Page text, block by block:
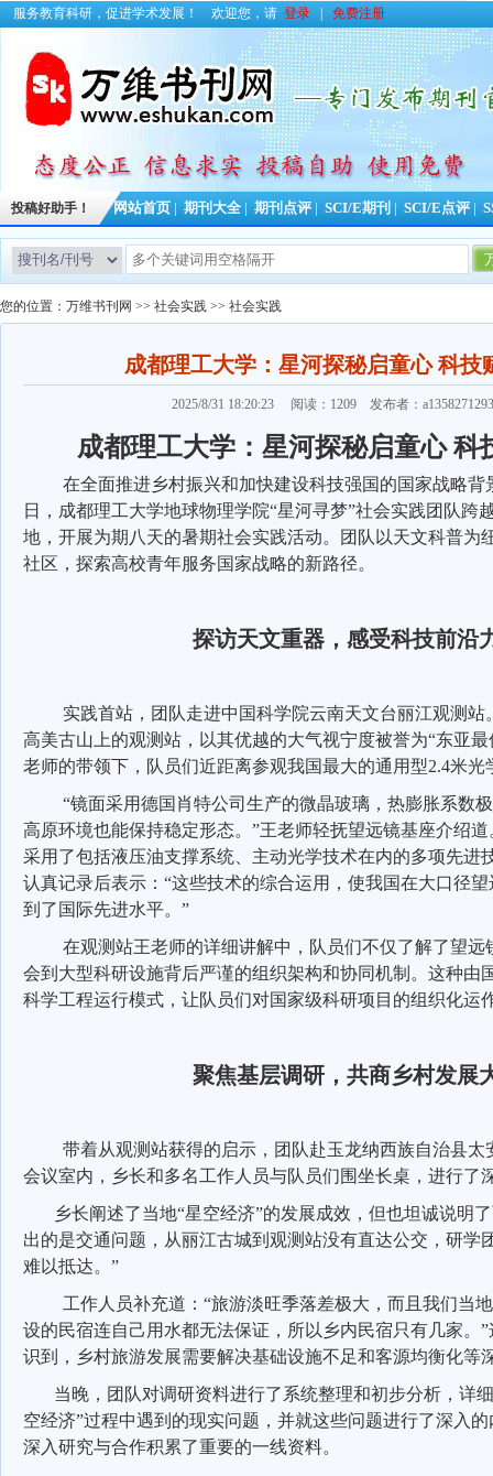
服务教育科研，促进学术发展！ 欢迎您，请 登录 免费注册
投稿好助手！ 网站首页 期刊大全 期刊点评 SCI/E期刊 SCI/E点评
您的位置： 万维书刊网 >> 社会实践 >> 社会实践
成都理工大学：星河探秘启童心 科技
2025/8/31 18:20:23 阅读：1209 发布者：
成都理工大学：星河探秘启童心 科
在全面推进乡村振兴和加快建设科技强国的国家战略背
日，成都理工大学地球物理学院“星河寻梦”社会实践团队跨
地，开展为期八天的暑期社会实践活动。团队以天文科普为
社区，探索高校青年服务国家战略的新路径。
探访天文重器，感受科技前沿
实践首站，团队走进中国科学院云南天文台丽江观测站
高美古山上的观测站，以其优越的大气视宁度被誉为“东亚
老师的带领下，队员们近距离参观我国最大的通用型2.4米光
“镜面采用德国肖特公司生产的微晶玻璃，热膨胀系数
高原环境也能保持稳定形态。”王老师轻抚望远镜基座介绍道
采用了包括液压油支撑系统、主动光学技术在内的多项先进
认真记录后表示： “这些技术的综合运用，使我国在大口径
到了国际先进水平。 ”
在观测站王老师的详细讲解中，队员们不仅了解了望远
会到大型科研设施背后严谨的组织架构和协同机制。这种由
科学工程运行模式，让队员们对国家级科研项目的组织化运
聚焦基层调研，共商乡村发展
带着从观测站获得的启示，团队赴玉龙纳西族自治县太
会议室内，乡长和多名工作人员与队员们围坐长桌，进行了
乡长阐述了当地“星空经济”的发展成效，但也坦诚说明
出的是交通问题，从丽江古城到观测站没有直达公交，研学
难以抵达。”
工作人员补充道： “旅游淡旺季落差极大，而且我们当
设的民宿连自己用水都无法保证，所以乡内民宿只有几家。
识到，乡村旅游发展需要解决基础设施不足和客源均衡化等
当晚，团队对调研资料进行了系统整理和初步分析，详
空经济”过程中遇到的现实问题，并就这些问题进行了深入
深入研究与合作积累了重要的一线资料。